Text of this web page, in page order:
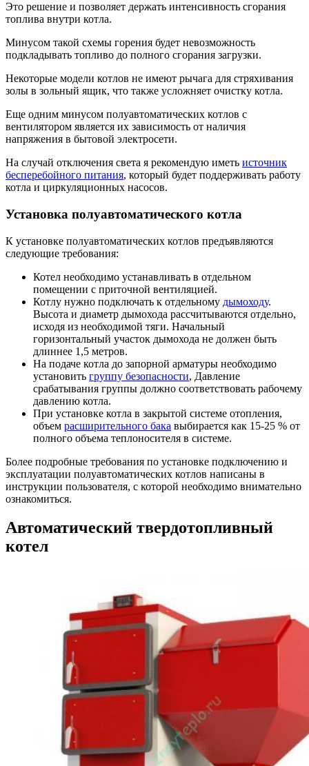
Это решение и позволяет держать интенсивность сгорания
топлива внутри котла.
Минусом такой схемы горения будет невозможность
подкладывать топливо до полного сгорания загрузки.
Некоторые модели котлов не имеют рычага для стряхивания
золы в зольный ящик, что также усложняет очистку котла.
Еще одним минусом полуавтоматических котлов с
вентилятором является их зависимость от наличия
напряжения в бытовой электросети.
На случай отключения света я рекомендую иметь источник
бесперебойного питания, который будет поддерживать работу
котла и циркуляционных насосов.
Установка полуавтоматического котла
К установке полуавтоматических котлов предъявляются
следующие требования:
Котел необходимо устанавливать в отдельном
помещении с приточной вентиляцией.
Котлу нужно подключать к отдельному дымоходу.
Высота и диаметр дымохода рассчитываются отдельно,
исходя из необходимой тяги. Начальный
горизонтальный участок дымохода не должен быть
длиннее 1,5 метров.
На подаче котла до запорной арматуры необходимо
установить группу безопасности, Давление
срабатывания группы должно соответствовать рабочему
давлению котла.
При установке котла в закрытой системе отопления,
объем расширительного бака выбирается как 15-25 % от
полного объема теплоносителя в системе.
Более подробные требования по установке подключению и
эксплуатации полуавтоматических котлов написаны в
инструкции пользователя, с которой необходимо внимательно
ознакомиться.
Автоматический твердотопливный
котел